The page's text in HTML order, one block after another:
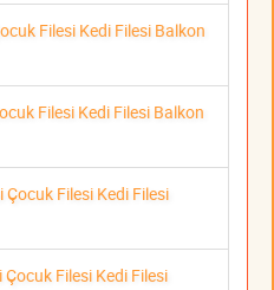
Filesi Kedi Filesi Balkon
Filesi Kedi Filesi Balkon
Filesi Kedi Filesi
Filesi Kedi Filesi